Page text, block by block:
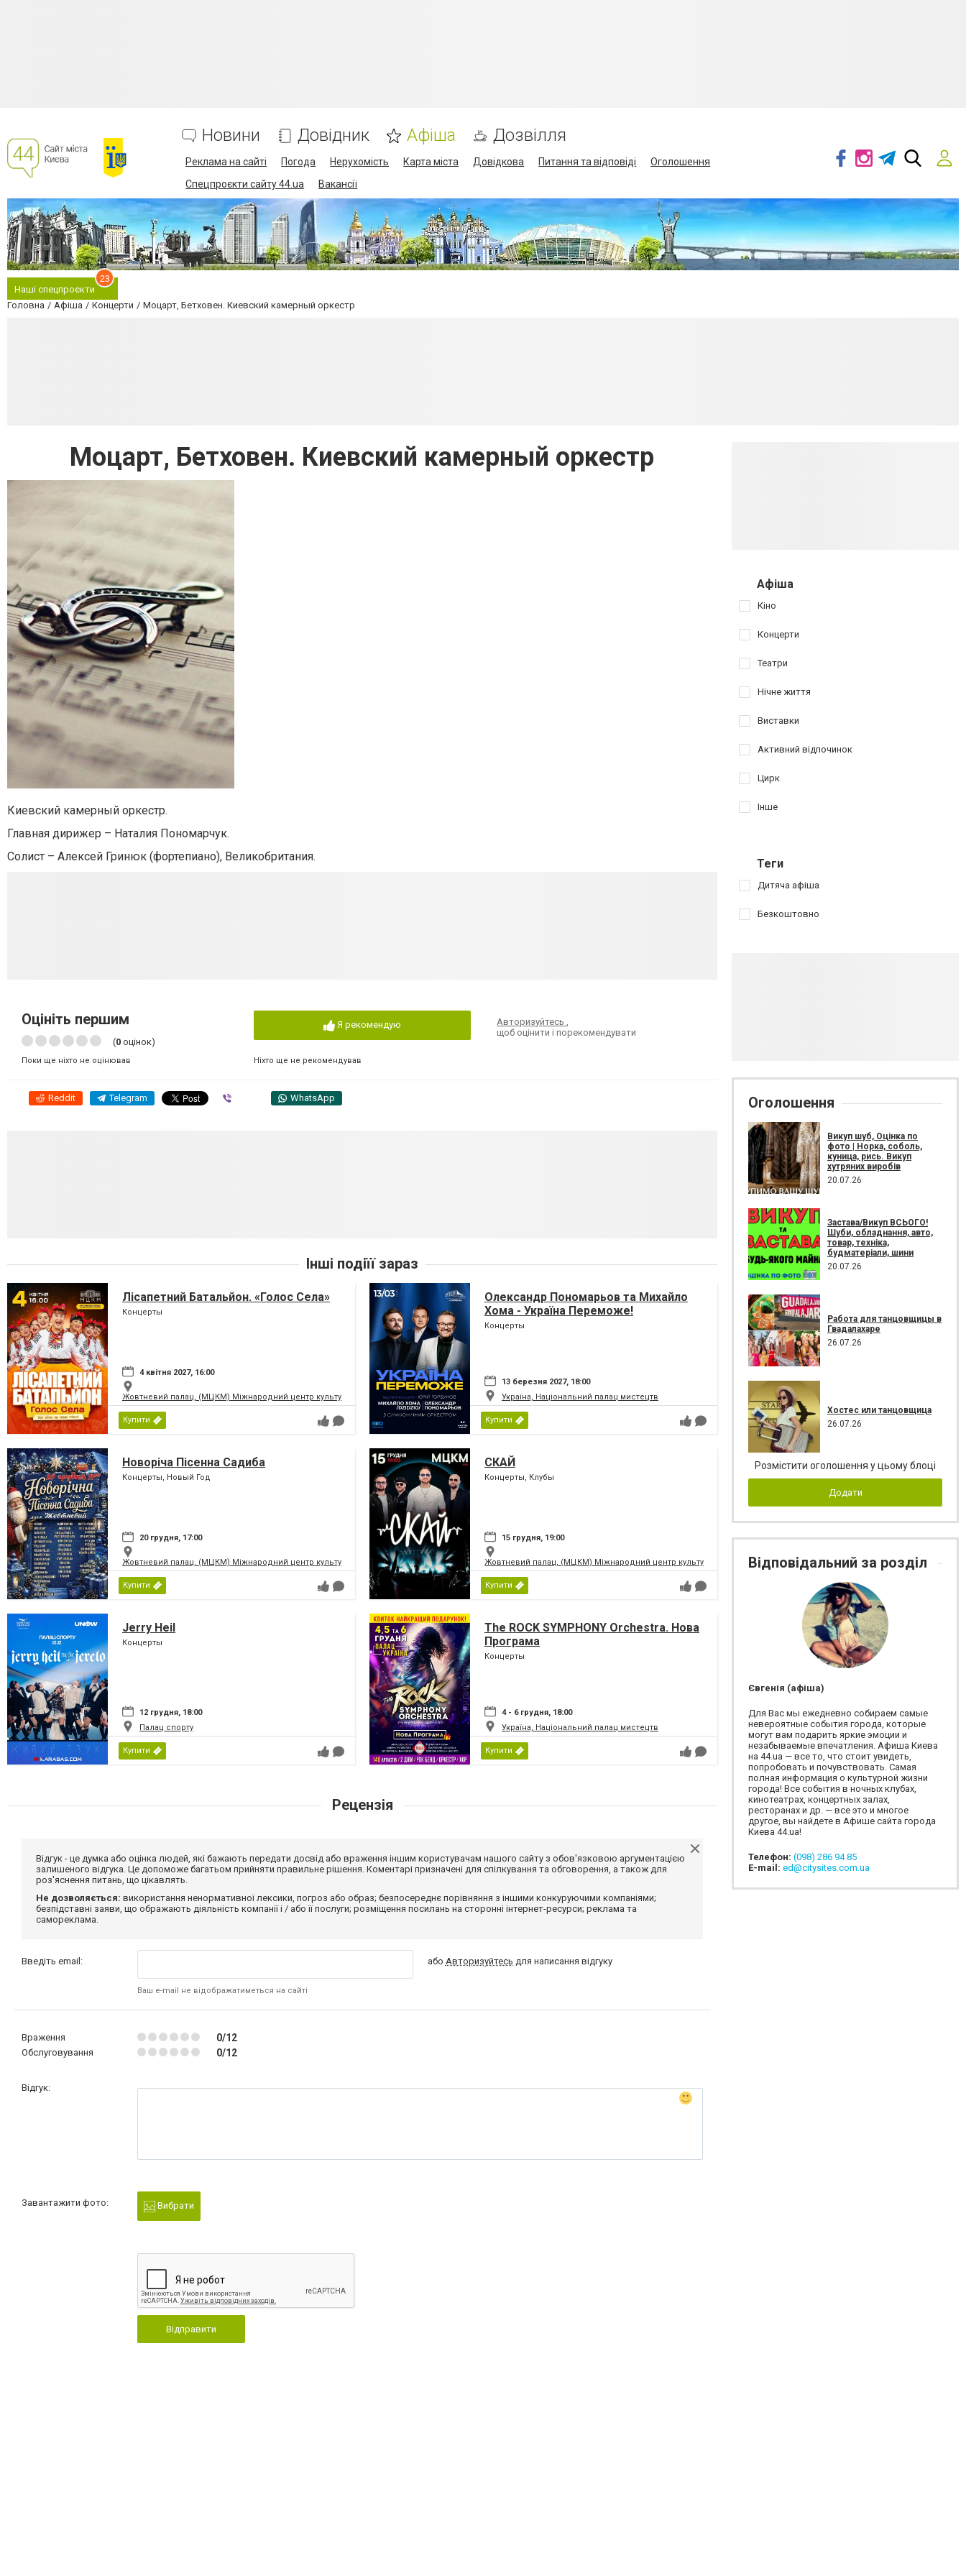
Новини Довідник Афіша Дозвілля
Реклама на сайті Погода Нерухомість Карта міста Довідкова Питання та відповіді
Оголошення
Спецпроєкти сайту 44.ua
Вакансії
Наші спецпроєкти
23
Головна Афіша Концерти Моцарт, Бетховен. Киевский камерный оркестр
Моцарт, Бетховен. Киевский камерный оркестр
Киевский камерный оркестр.
Главная дирижер – Наталия Пономарчук.
Солист – Алексей Гринюк (фортепиано), Великобритания.
Оцініть першим
(0 оцінок)
Поки ще ніхто не оцінював
Я рекомендую
Ніхто ще не рекомендував
Авторизуйтесь
щоб оцінити і порекомендувати
Reddit Telegram WhatsApp
Інші подіїї зараз
Лісапетний Батальйон. «Голос Села»
Концерты
4 квітня 2027, 16:00
Жовтневий палац, (МЦКМ) Міжнародний центр культури і мистецтв Федерації профспілок України
Купити
Олександр Пономарьов та Михайло
Хома - Україна Переможе!
Концерты
13 березня 2027, 18:00
Україна, Національний палац мистецтв
Купити
Новоріча Пісенна Садиба
Концерты, Новый Год
20 грудня, 17:00
Жовтневий палац, (МЦКМ) Міжнародний центр культури і мистецтв Федерації профспілок України
Купити
СКАЙ
Концерты, Клубы
15 грудня, 19:00
Жовтневий палац, (МЦКМ) Міжнародний центр культури і мистецтв Федерації профспілок України
Купити
Jerry Heil
Концерты
12 грудня, 18:00
Палац спорту
Купити
The ROCK SYMPHONY Orchestra. Нова
Програма
Концерты
4 - 6 грудня, 18:00
Україна, Національний палац мистецтв
Купити
Рецензія
Відгук - це думка або оцінка людей, які бажають передати досвід або враження іншим користувачам нашого сайту з обов'язковою аргументацією
залишеного відгука. Це допоможе багатьом прийняти правильне рішення. Коментарі призначені для спілкування та обговорення, а також для
роз'яснення питань, що цікавлять.
Не дозволяється: використання ненормативної лексики, погроз або образ; безпосереднє порівняння з іншими конкуруючими компаніями;
безпідставні заяви, що ображають діяльність компанії і / або її послуги; розміщення посилань на сторонні інтернет-ресурси; реклама та
самореклама.
Введіть email:
Ваш e-mail не відображатиметься на сайті
або Авторизуйтесь для написання відгуку
Враження 0/12
Обслуговування 0/12
Відгук:
Завантажити фото: Вибрати
Відправити
Афіша
Кіно
Концерти
Театри
Нічне життя
Виставки
Активний відпочинок
Цирк
Інше
Теги
Дитяча афіша
Безкоштовно
Оголошення
Викуп шуб, Оцінка по
фото | Норка, соболь,
куница, рись. Викуп
хутряних виробів
20.07.26
Застава/Викуп ВСЬОГО!
Шуби, обладнання, авто,
товар, техніка,
будматеріали, шини
20.07.26
Работа для танцовщицы в
Гвадалахаре
26.07.26
Хостес или танцовщица
26.07.26
Розмістити оголошення у цьому блоці
Додати
Відповідальний за розділ
Євгенія (афіша)
Для Вас мы ежедневно собираем самые
невероятные события города, которые
могут вам подарить яркие эмоции и
незабываемые впечатления. Афиша Киева
на 44.ua — все то, что стоит увидеть,
попробовать и почувствовать. Самая
полная информация о культурной жизни
города! Все события в ночных клубах,
кинотеатрах, концертных залах,
ресторанах и др. — все это и многое
другое, вы найдете в Афише сайта города
Киева 44.ua!
Телефон: (098) 286 94 85
E-mail: ed@citysites.com.ua